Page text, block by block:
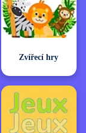
Zvířecí hry